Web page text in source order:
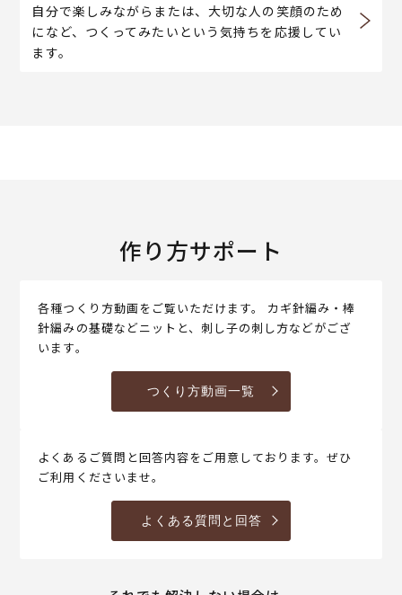
自分で楽しみながらまたは、大切な人の笑顔のため
になど、つくってみたいという気持ちを応援してい
ます。
作り方サポート
各種つくり方動画をご覧いただけます。 カギ針編み・棒
針編みの基礎などニットと、刺し子の刺し方などがござ
います。
つくり方動画一覧
よくあるご質問と回答内容をご用意しております。ぜひ
ご利用くださいませ。
よくある質問と回答